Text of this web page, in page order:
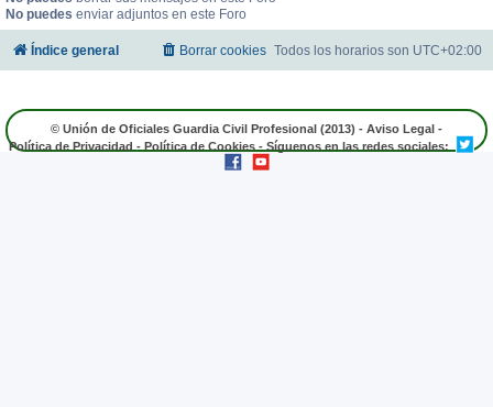
No puedes enviar adjuntos en este Foro
Índice general Todos los horarios son UTC+02:00
Borrar cookies
© Unión de Oficiales Guardia Civil Profesional (2013) - Aviso Legal -
Política de Privacidad - Política de Cookies - Síguenos en las redes sociales: